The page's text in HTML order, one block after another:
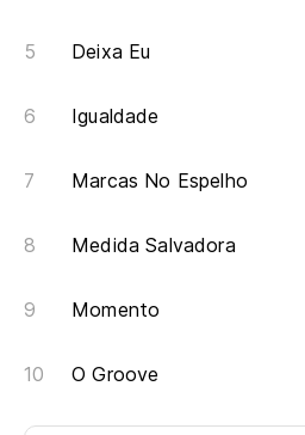
Deixa Eu
Igualdade
Marcas No Espelho
Medida Salvadora
Momento
O Groove